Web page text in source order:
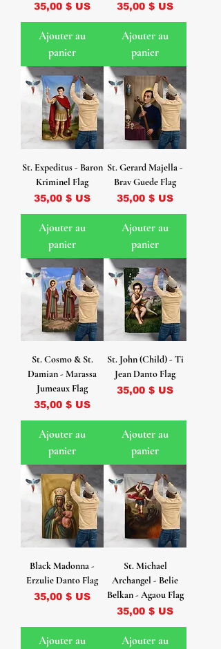
Prix
35,00 $ US
Ajouter au
panier
Prix
35,00 $ US
Ajouter au
panier
St. Expeditus - Baron
Kriminel Flag
Prix
35,00 $ US
Ajouter au
panier
St. Gerard Majella -
Brav Guede Flag
Prix
35,00 $ US
Ajouter au
panier
St. Cosmo & St.
Damian - Marassa
Jumeaux Flag
Prix
35,00 $ US
Ajouter au
panier
St. John (Child) - Ti
Jean Danto Flag
Prix
35,00 $ US
Ajouter au
panier
Black Madonna -
Erzulie Danto Flag
Prix
35,00 $ US
Ajouter au
St. Michael
Archangel - Belie
Belkan - Agaou Flag
Prix
35,00 $ US
Ajouter au